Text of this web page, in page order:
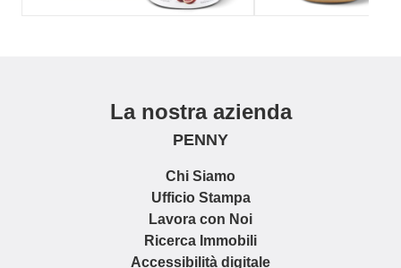
La nostra azienda
PENNY
Chi Siamo
Ufficio Stampa
Lavora con Noi
Ricerca Immobili
Accessibilità digitale